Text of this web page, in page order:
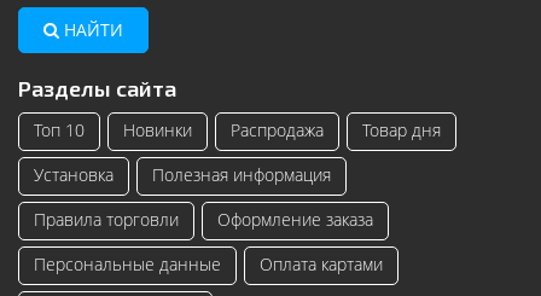
НАЙТИ
Разделы сайта
Топ 10 Новинки Распродажа
Товар дня
Установка
Полезная информация
Правила торговли
Оформление заказа
Персональные данные
Оплата картами